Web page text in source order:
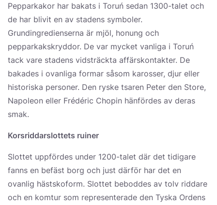
Pepparkakor har bakats i Toruń sedan 1300-talet och
de har blivit en av stadens symboler.
Grundingredienserna är mjöl, honung och
pepparkakskryddor. De var mycket vanliga i Toruń
tack vare stadens vidsträckta affärskontakter. De
bakades i ovanliga formar såsom karosser, djur eller
historiska personer. Den ryske tsaren Peter den Store,
Napoleon eller Frédéric Chopin hänfördes av deras
smak.
Korsriddarslottets ruiner
Slottet uppfördes under 1200-talet där det tidigare
fanns en befäst borg och just därför har det en
ovanlig hästskoform. Slottet beboddes av tolv riddare
och en komtur som representerade den Tyska Ordens